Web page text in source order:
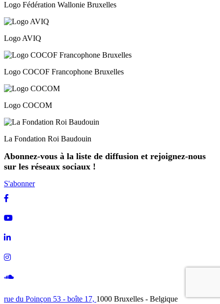
Logo Fédération Wallonie Bruxelles
Logo AVIQ
Logo COCOF Francophone Bruxelles
Logo COCOM
La Fondation Roi Baudouin
Abonnez-vous à la liste de diffusion et rejoignez-nous
sur les réseaux sociaux !
S'abonner
rue du Poinçon 53 - boîte 17, 1000 Bruxelles - Belgique